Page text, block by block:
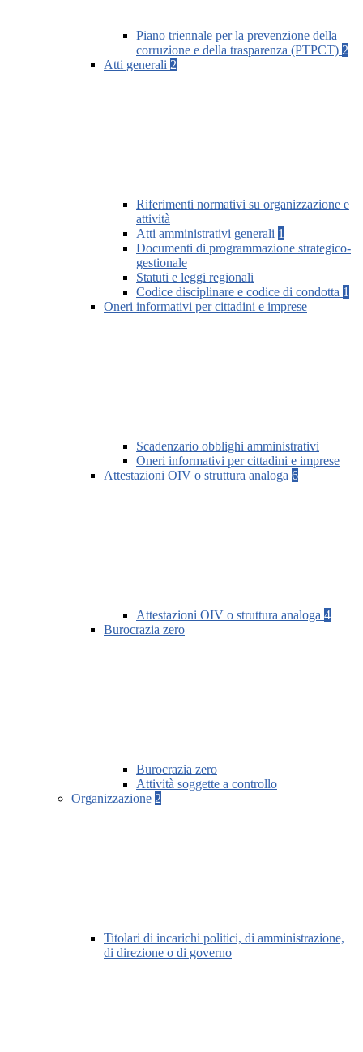
Piano triennale per la prevenzione della
corruzione e della trasparenza (PTPCT) 2
Atti generali 2
Riferimenti normativi su organizzazione e
attività
Atti amministrativi generali 1
Documenti di programmazione strategico-
gestionale
Statuti e leggi regionali
Codice disciplinare e codice di condotta 1
Oneri informativi per cittadini e imprese
Scadenzario obblighi amministrativi
Oneri informativi per cittadini e imprese
Attestazioni OIV o struttura analoga 6
Attestazioni OIV o struttura analoga 4
Burocrazia zero
Burocrazia zero
Attività soggette a controllo
Organizzazione 2
Titolari di incarichi politici, di amministrazione,
di direzione o di governo